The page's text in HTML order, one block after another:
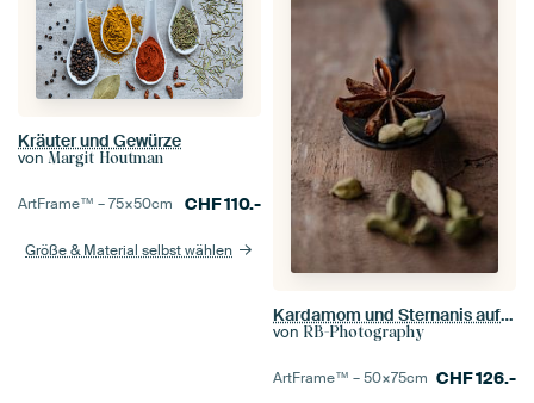
Kräuter und Gewürze
von Margit Houtman
ArtFrame™ –75×50cm CHF110.-
Größe & Material selbst wählen
Kardamom und Sternanis auf schwarzem Löffel und Walnussholz
von RB-Photography
ArtFrame™ –50×75cm CHF126.-